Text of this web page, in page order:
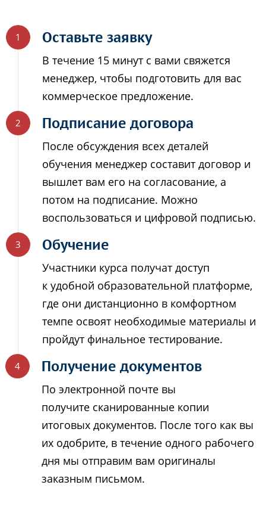
Оставьте заявку
В течение 15 минут с вами свяжется
менеджер, чтобы подготовить для вас
коммерческое предложение.
Подписание договора
После обсуждения всех деталей
обучения менеджер составит договор и
вышлет вам его на согласование, а
потом на подписание. Можно
воспользоваться и цифровой подписью.
Обучение
Участники курса получат доступ
к удобной образовательной платформе,
где они дистанционно в комфортном
темпе освоят необходимые материалы и
пройдут финальное тестирование.
Получение документов
По электронной почте вы
получите сканированные копии
итоговых документов. После того как вы
их одобрите, в течение одного рабочего
дня мы отправим вам оригиналы
заказным письмом.